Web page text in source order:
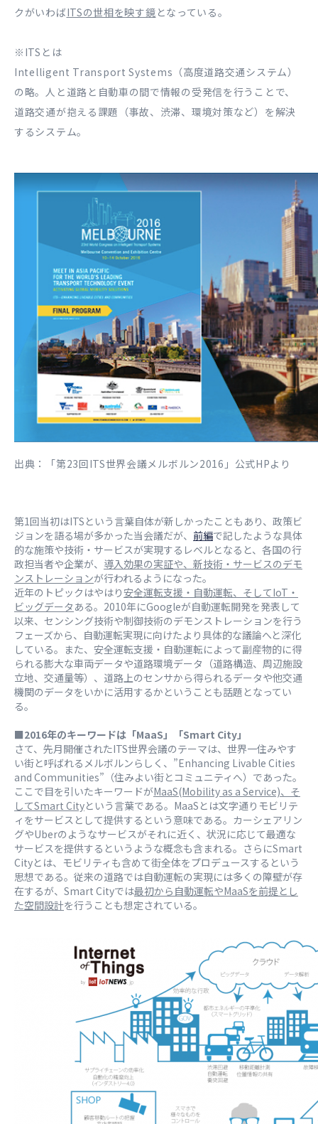
クがいわばITSの世相を映す鏡 となっている。
※ITSとは
Intelligent Transport Systems（高度道路交通システム）
の略。人と道路と自動車の間で情報の受発信を行うことで、
道路交通が抱える課題（事故、渋滞、環境対策など）を解決
するシステム。
出典：「第23回ITS世界会議メルボルン2016」公式HPより
第1回当初はITSという言葉自体が新しかったこともあり、政策ビ
ジョンを語る場が多かった当会議だが、 前編で記したような具体
的な施策や技術・サービスが実現するレベルとなると、各国の行
政担当者や企業が、 導入効果の実証や、新技術・サービスのデモ
ンストレーションが行われるようになった。
近年のトピックはやはり安全運転支援・自動運転、そしてIoT・
ビッグデータ ある。2010年にGoogleが自動運転開発を発表して
以来、センシング技術や制御技術のデモンストレーションを行う
フェーズから、自動運転実現に向けたより具体的な議論へと深化
している。また、安全運転支援・自動運転によって副産物的に得
られる膨大な車両データや道路環境データ（道路構造、周辺施設
立地、交通量等）、道路上のセンサから得られるデータや他交通
機関のデータをいかに活用するかということも話題となってい
る。
■2016年のキーワードは「MaaS」「Smart City」
さて、先月開催されたITS世界会議のテーマは、世界一住みやす
い街と呼ばれるメルボルンらしく、”Enhancing Livable Cities
and Communities”（住みよい街とコミュニティへ）であった。
ここで目を引いたキーワードがMaaS(Mobility as a Service)、そ
してSmart Cityという言葉である。MaaSとは文字通りモビリテ
ィをサービスとして提供するという意味である。カーシェアリン
グやUberのようなサービスがそれに近く、状況に応じて最適な
サービスを提供するというような概念も含まれる。さらにSmart
Cityとは、モビリティも含めて街全体をプロデュースするという
思想である。従来の道路では自動運転の実現には多くの障壁が存
在するが、Smart Cityでは最初から自動運転やMaaSを前提とし
た空間設計を行うことも想定されている。